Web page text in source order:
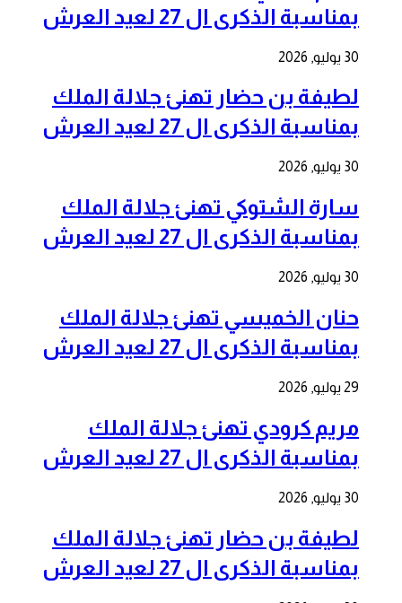
بمناسبة الذكرى ال 27 لعيد العرش
30 يوليو, 2026
لطيفة بن حضار تهنئ جلالة الملك
بمناسبة الذكرى ال 27 لعيد العرش
30 يوليو, 2026
سارة الشتوكي تهنئ جلالة الملك
بمناسبة الذكرى ال 27 لعيد العرش
30 يوليو, 2026
حنان الخميسي تهنئ جلالة الملك
بمناسبة الذكرى ال 27 لعيد العرش
29 يوليو, 2026
مريم كرودي تهنئ جلالة الملك
بمناسبة الذكرى ال 27 لعيد العرش
30 يوليو, 2026
لطيفة بن حضار تهنئ جلالة الملك
بمناسبة الذكرى ال 27 لعيد العرش